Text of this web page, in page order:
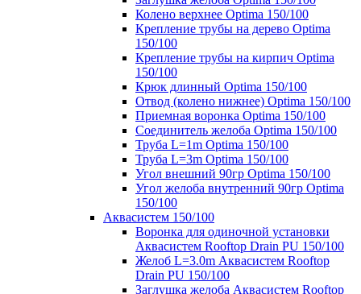
Колено верхнее Optima 150/100
Крепление трубы на дерево Optima
150/100
Крепление трубы на кирпич Optima
150/100
Крюк длинный Optima 150/100
Отвод (колено нижнее) Optima 150/100
Приемная воронка Optima 150/100
Соединитель желоба Optima 150/100
Труба L=1m Optima 150/100
Труба L=3m Optima 150/100
Угол внешний 90гр Optima 150/100
Угол желоба внутренний 90гр Optima
150/100
Аквасистем 150/100
Воронка для одиночной установки
Аквасистем Rooftop Drain PU 150/100
Желоб L=3.0m Аквасистем Rooftop
Drain PU 150/100
Заглушка желоба Аквасистем Rooftop